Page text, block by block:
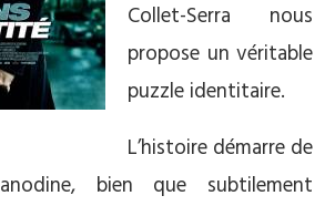
Collet-Serra nous
propose un véritable
puzzle identitaire.
L’histoire démarre de
bien que subtilement